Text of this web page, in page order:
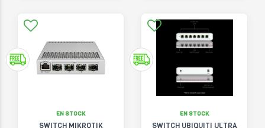
EN STOCK
SWITCH MIKROTIK
EN STOCK
SWITCH UBIQUITI ULTRA